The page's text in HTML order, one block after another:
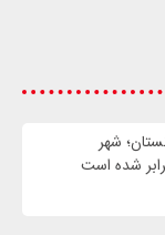
شهر